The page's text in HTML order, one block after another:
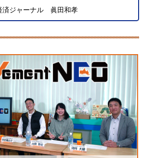
済ジャーナル 眞田和孝